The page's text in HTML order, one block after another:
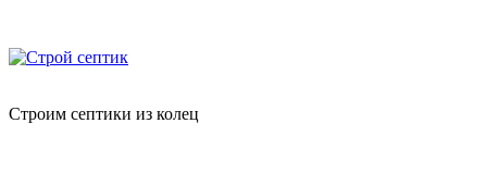
content
Строим септики из колец